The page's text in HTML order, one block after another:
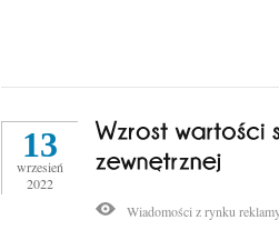
13
wrzesień
2022
Wiadomości z rynku